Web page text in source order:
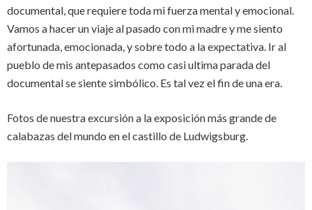
documental, que requiere toda mi fuerza mental y emocional.
Vamos a hacer un viaje al pasado con mi madre y me siento
afortunada, emocionada, y sobre todo a la expectativa. Ir al
pueblo de mis antepasados como casi ultima parada del
documental se siente simbólico. Es tal vez el fin de una era.
Fotos de nuestra excursión a la exposición más grande de
calabazas del mundo en el castillo de Ludwigsburg.